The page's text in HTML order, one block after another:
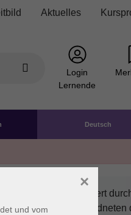
Aktuelles
Login
Lernende
Deutsch
wird mitfinanziert
des von den Abgeordneten
und vom
×